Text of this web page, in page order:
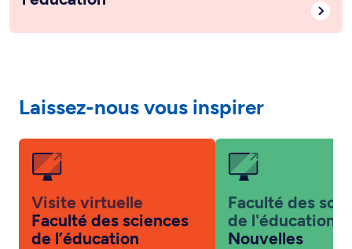
Laissez-nous vous inspirer
Visite virtuelle
Faculté des sciences
de l’éducation
Faculté des
de l'éducation
Nouvelles